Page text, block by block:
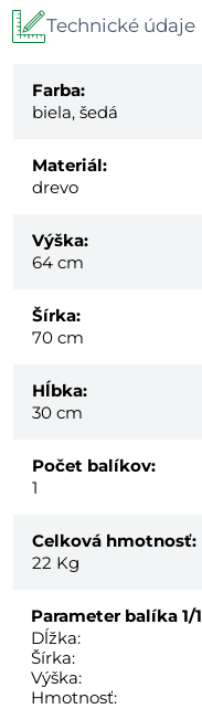
Technické údaje
Farba:
biela, šedá
Materiál:
drevo
Výška:
64 cm
Šírka:
70 cm
Hĺbka:
30 cm
Počet balíkov:
1
Celková hmotnosť:
22 Kg
Parameter balíka 1/1
Dĺžka:
Šírka:
Výška:
Hmotnosť: